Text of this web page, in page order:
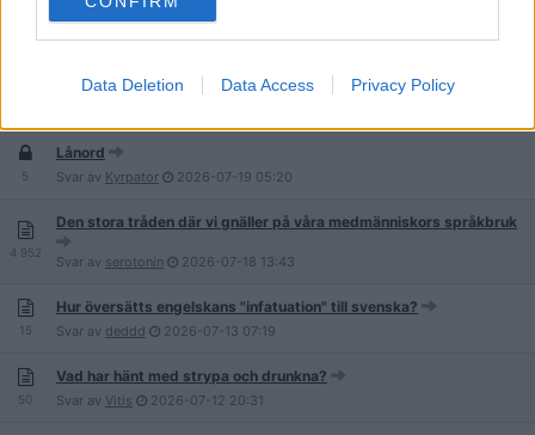
Data Deletion Data Access Privacy Policy
Svar avGreffueAnthonius 2026-07-2119:10
Svensk språkpurism - Hur hade språket låtit idag?
5
Lånord
Svar av Kyrpator 2026-07-19 05:20
4 952
Den stora tråden där vi gnäller på våra medmänniskors språkbruk
Svar av serotonin 2026-07-18 13:43
15
Hur översätts engelskans "infatuation" till svenska?
Svar av deddd 2026-07-13 07:19
50
Vad har hänt med strypa och drunkna?
Svar av Vitis 2026-07-12 20:31